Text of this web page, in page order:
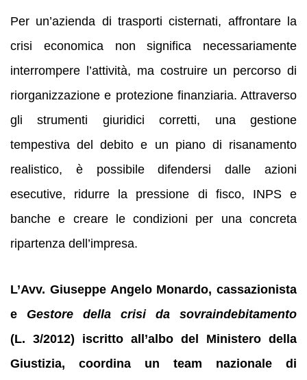
Per un’azienda di trasporti cisternati, affrontare la
crisi economica non significa necessariamente
interrompere l’attività, ma costruire un percorso di
riorganizzazione e protezione finanziaria. Attraverso
gli strumenti giuridici corretti, una gestione
tempestiva del debito e un piano di risanamento
realistico, è possibile difendersi dalle azioni
esecutive, ridurre la pressione di fisco, INPS e
banche e creare le condizioni per una concreta
ripartenza dell’impresa.
L’Avv. Giuseppe Angelo Monardo, cassazionista
e Gestore della crisi da sovraindebitamento
(L. 3/2012) iscritto all’albo del Ministero della
Giustizia, coordina un team nazionale di